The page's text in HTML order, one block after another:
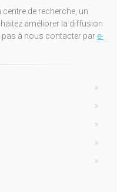
de recherche, un
améliorer la diffusion
pas à nous contacter par e-